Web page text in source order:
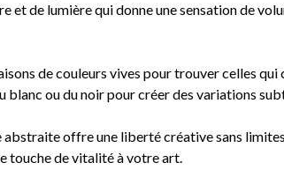
et de lumière qui donne une sensation de
de couleurs vives pour trouver celles
blanc ou du noir pour créer des variations
offre une liberté créative sans
touche de vitalité à votre art.